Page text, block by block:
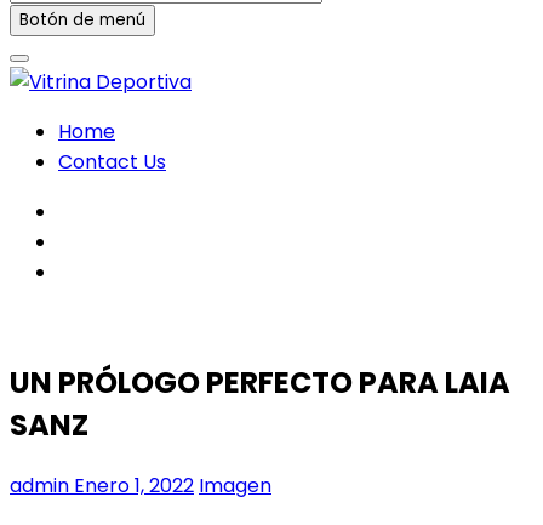
…Botón de menú
Home
Contact Us
UN PRÓLOGO PERFECTO PARA LAIA
SANZ
admin Enero 1, 2022 Imagen